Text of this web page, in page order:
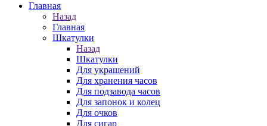
Главная
Назад
Главная
Шкатулки
Назад
Шкатулки
Для украшений
Для хранения часов
Для подзавода часов
Для запонок и колец
Для очков
Для сигар